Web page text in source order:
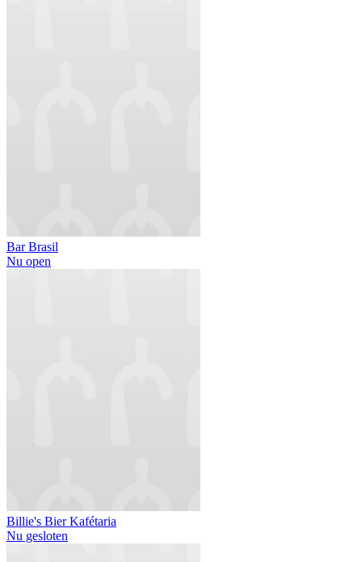
Bar Brasil
Nu open
Billie's Bier Kafétaria
Nu gesloten